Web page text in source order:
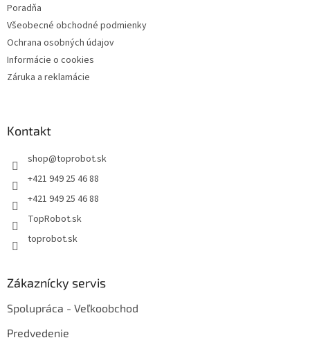
Poradňa
Všeobecné obchodné podmienky
Ochrana osobných údajov
Informácie o cookies
Záruka a reklamácie
Kontakt
shop@toprobot.sk
+421 949 25 46 88
+421 949 25 46 88
TopRobot.sk
toprobot.sk
Zákaznícky servis
Spolupráca - Veľkoobchod
Predvedenie